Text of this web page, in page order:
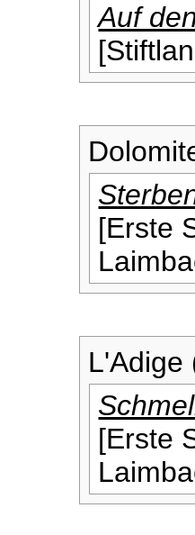
Auf
[Erste
L'Adige
[Erste